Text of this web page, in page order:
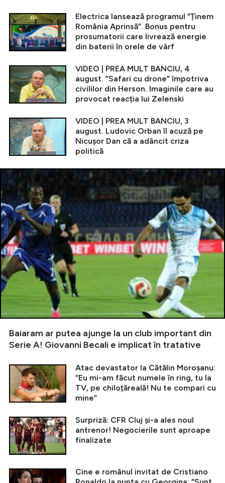
Electrica lansează programul ”Ținem
România Aprinsă”. Bonus pentru
prosumatorii care livrează energie
din baterii în orele de vârf
VIDEO | PREA MULT BANCIU, 4
august. ”Safari cu drone” împotriva
civililor din Herson. Imaginile care au
provocat reacția lui Zelenski
VIDEO | PREA MULT BANCIU, 3
august. Ludovic Orban îl acuză pe
Nicușor Dan că a adâncit criza
politică
Baiaram ar putea ajunge la un club important din
Serie A! Giovanni Becali e implicat în tratative
Atac devastator la Cătălin Moroșanu:
”Eu mi-am făcut numele în ring, tu la
TV, pe chiloțăreală! Nu te compari cu
mine”
Surpriză: CFR Cluj și-a ales noul
antrenor! Negocierile sunt aproape
finalizate
Cine e românul invitat de Cristiano